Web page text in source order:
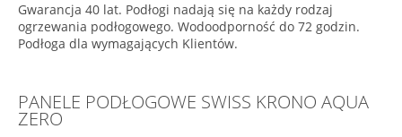
Gwarancja 40 lat. Podłogi nadają się na każdy rodzaj
ogrzewania podłogowego. Wodoodporność do 72 godzin.
Podłoga dla wymagających Klientów.
PANELE PODŁOGOWE SWISS KRONO AQUA
ZERO